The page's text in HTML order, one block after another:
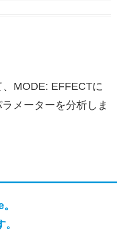
MODE: EFFECTに
メーターを分析しま